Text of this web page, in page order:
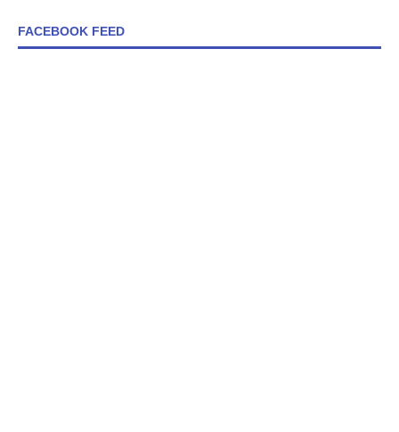
FACEBOOK FEED